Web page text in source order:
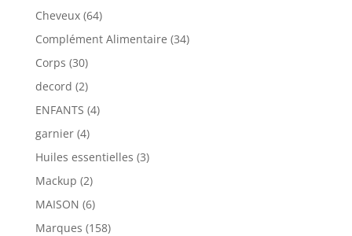
Cheveux (64)
Complément Alimentaire (34)
Corps (30)
decord (2)
ENFANTS (4)
garnier (4)
Huiles essentielles (3)
Mackup (2)
MAISON (6)
Marques (158)